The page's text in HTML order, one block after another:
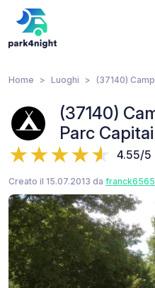
Home Luoghi (37140)
(37140)
Parc
4.55/5
Creato il 15.07.2013 da franck6565